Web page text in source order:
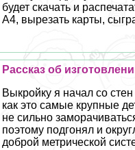
будет скачать и
А4, вырезать карты,
Рассказ об
Выкройку я начал со
как это самые крупные
не сильно
поэтому подгонял и
доброй метрической